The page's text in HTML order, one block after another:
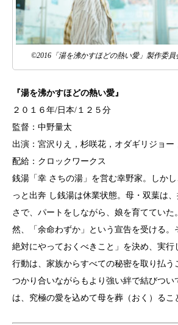
©2016「湯を沸かすほどの熱い愛」製作委員
『湯を沸かすほどの熱い愛』
２０１６年/日本/１２５分
監督：中野量太
出演：宮沢りえ，杉咲花，オダギリジョー
配給：クロックワークス
銭湯「幸 さちの湯」を営む幸野家。しか
っと出奔 し銭湯は休業状態。母・双葉は
さで、 パートをしながら、娘を育てていた
然、「余命わずか」という宣告を受ける。
絶対にやっておくべきこと」を決め、実行
行動は、家族からすべての秘密を取り払う
つかり合いながらもより強い絆で結びつい
は、究極の愛を込めて母を葬（おく） るこ